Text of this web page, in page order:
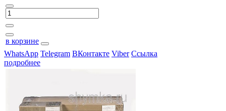
в корзине
WhatsApp Telegram ВКонтакте Viber Ссылка
подробнее